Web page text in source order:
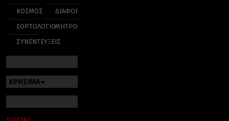
ΚΟΣΜΟΣ
ΕΟΡΤΟΛΟΓΙΟ
ΣΥΝΕΝΤΕΥΞΕΙΣ
ΔΙΑΦΟΡΑ
ΜΗΤΡΟΠΟΛΕΙΣ
ΧΡΗΣΙΜΑ